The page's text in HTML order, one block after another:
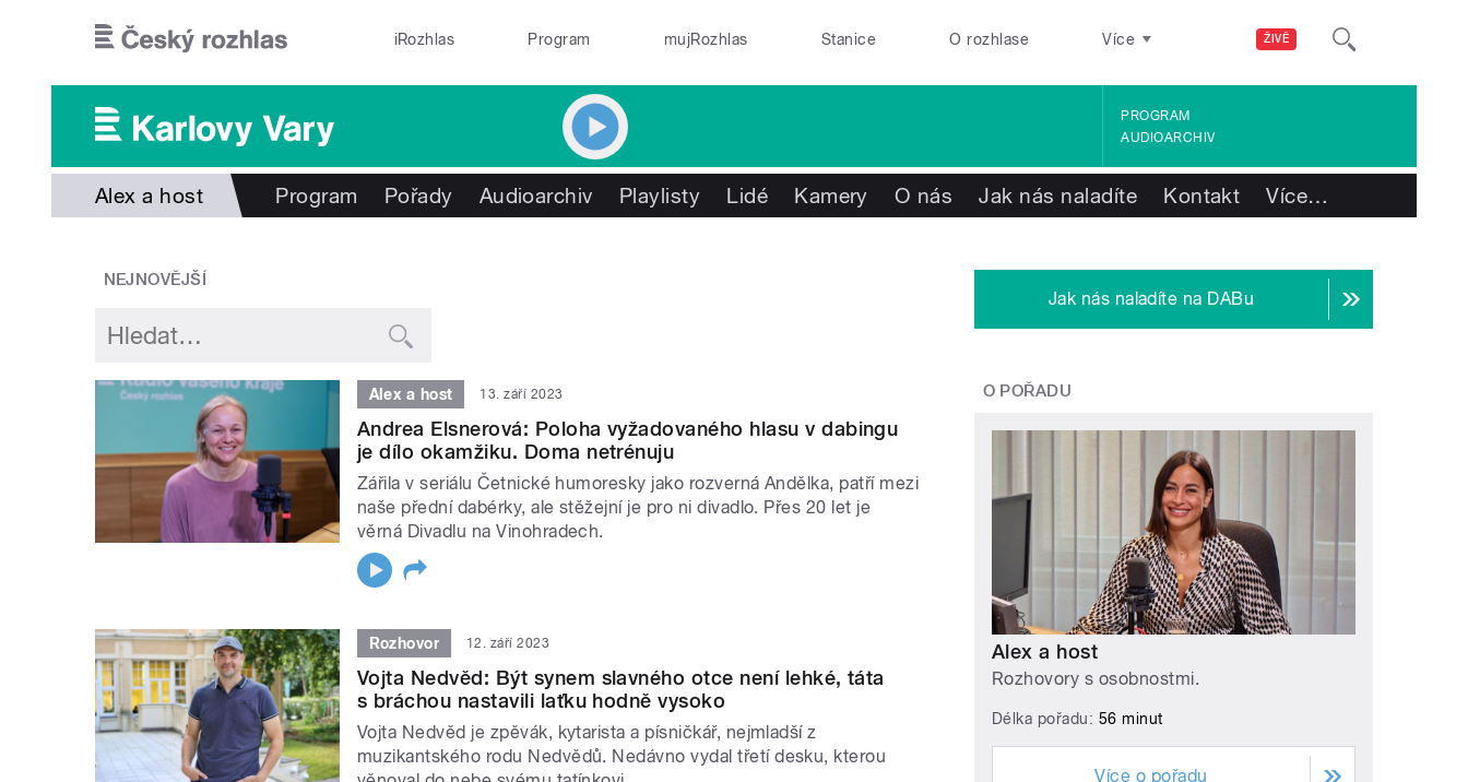
ŽIVĚ
iRozhlas Program mujRozhlas Stanice O rozhlase Více
PROGRAM
AUDIOARCHIV
Alex a host Program Pořady Audioarchiv Playlisty Lidé Kamery O nás Jak nás naladíte Kontakt Více…
NEJNOVĚJŠÍ
Alex a host 13. září 2023
Andrea Elsnerová: Poloha vyžadovaného hlasu v dabingu
je dílo okamžiku. Doma netrénuju
Zářila v seriálu Četnické humoresky jako rozverná Andělka, patří mezi
naše přední dabérky, ale stěžejní je pro ni divadlo. Přes 20 let je
věrná Divadlu na Vinohradech.
Rozhovor 12. září 2023
Vojta Nedvěd: Být synem slavného otce není lehké, táta
s bráchou nastavili laťku hodně vysoko
Vojta Nedvěd je zpěvák, kytarista a písničkář, nejmladší z
muzikantského rodu Nedvědů. Nedávno vydal třetí desku, kterou
Jak nás naladíte na DABu
O POŘADU
Alex a host
Rozhovory s osobnostmi.
Délka pořadu: 56 minut
Více o pořadu